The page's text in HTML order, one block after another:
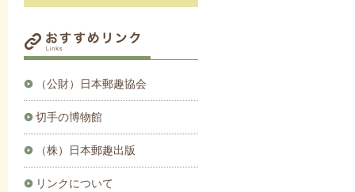
（公財）日本郵趣協会
切手の博物館
（株）日本郵趣出版
リンクについて